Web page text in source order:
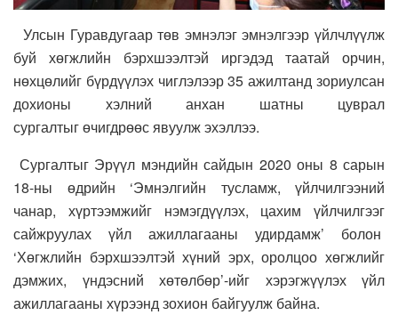
Улсын Гуравдугаар төв эмнэлэг эмнэлгээр үйлчлүүлж
буй хөгжлийн бэрхшээлтэй иргэдэд таатай орчин,
нөхцөлийг бүрдүүлэх чиглэлээр 35 ажилтанд зориулсан
дохионы хэлний анхан шатны цуврал
сургалтыг өчигдрөөс явуулж эхэллээ.
Сургалтыг Эрүүл мэндийн сайдын 2020 оны 8 сарын
18-ны өдрийн ‘Эмнэлгийн тусламж, үйлчилгээний
чанар, хүртээмжийг нэмэгдүүлэх, цахим үйлчилгээг
сайжруулах үйл ажиллагааны удирдамж’ болон
‘Хөгжлийн бэрхшээлтэй хүний эрх, оролцоо хөгжлийг
дэмжих, үндэсний хөтөлбөр’-ийг хэрэгжүүлэх үйл
ажиллагааны хүрээнд зохион байгуулж байна.